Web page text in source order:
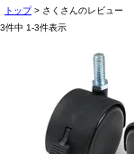
トップ
さくさんのレビュー
3件中 1-3件表示